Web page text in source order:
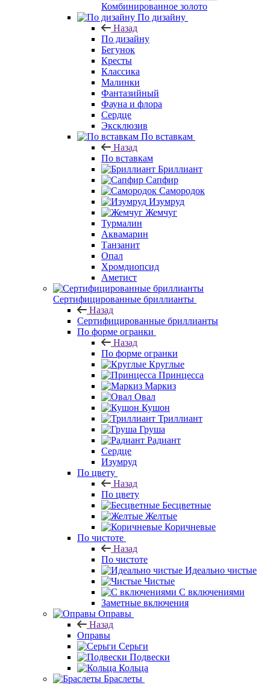
Комбинированное золото
По дизайну
Назад
По дизайну
Бегунок
Кресты
Классика
Малинки
Фантазийный
Фауна и флора
Сердце
Эксклюзив
По вставкам
Назад
По вставкам
Бриллиант
Сапфир
Самородок
Изумруд
Жемчуг
Турмалин
Аквамарин
Танзанит
Опал
Хромдиопсид
Аметист
Сертифицированные бриллианты
Назад
Сертифицированные бриллианты
По форме огранки
Назад
По форме огранки
Круглые
Принцесса
Маркиз
Овал
Кушон
Триллиант
Груша
Радиант
Сердце
Изумруд
По цвету
Назад
По цвету
Бесцветные
Желтые
Коричневые
По чистоте
Назад
По чистоте
Идеально чистые
Чистые
С включениями
Заметные включения
Оправы
Назад
Оправы
Серьги
Подвески
Кольца
Браслеты